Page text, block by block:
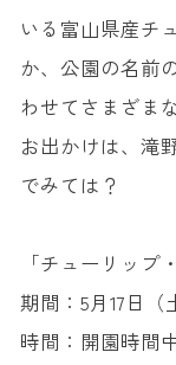
いる富山県産チ
か、公園の名前
わせてさまざま
お出かけは、滝
でみては？
「チューリップ
期間：5月17日（
時間：開園時間